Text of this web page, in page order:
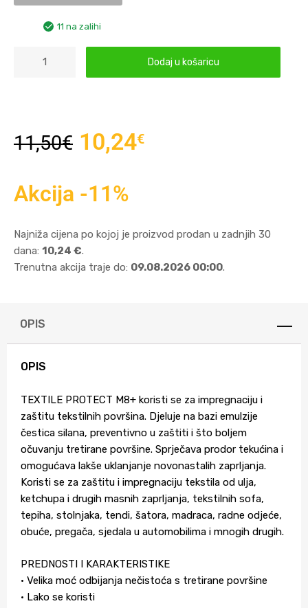
11 na zalihi
Dodaj u košaricu
11,50€ 10,24€
Akcija -11%
Najniža cijena po kojoj je proizvod prodan u zadnjih 30
dana: 10,24 €.
Trenutna akcija traje do: 09.08.2026 00:00.
OPIS
OPIS
TEXTILE PROTECT M8+ koristi se za impregnaciju i
zaštitu tekstilnih površina. Djeluje na bazi emulzije
čestica silana, preventivno u zaštiti i što boljem
očuvanju tretirane površine. Sprječava prodor tekućina i
omogućava lakše uklanjanje novonastalih zaprljanja.
Koristi se za zaštitu i impregnaciju tekstila od ulja,
ketchupa i drugih masnih zaprljanja, tekstilnih sofa,
tepiha, stolnjaka, tendi, šatora, madraca, radne odjeće,
obuće, pregača, sjedala u automobilima i mnogih drugih.
PREDNOSTI I KARAKTERISTIKE
• Velika moć odbijanja nečistoća s tretirane površine
• Lako se koristi